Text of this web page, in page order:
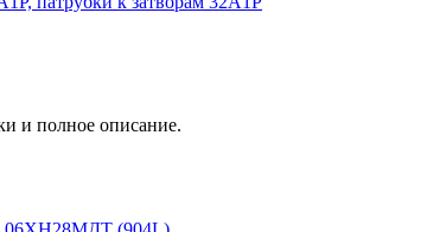
и полное описание.